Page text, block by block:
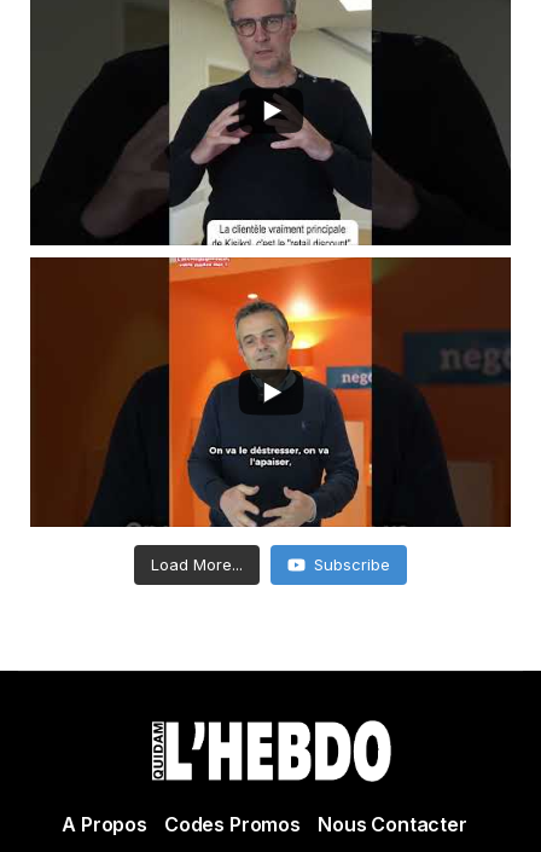
Load More... Subscribe
A Propos Codes Promos
Nous Contacter